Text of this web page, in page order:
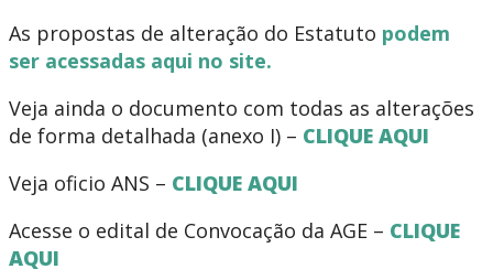
As propostas de alteração do Estatuto podem
ser acessadas aqui no site.
Veja ainda o documento com todas as alterações
de forma detalhada (anexo I) – CLIQUE AQUI
Veja oficio ANS – CLIQUE AQUI
Acesse o edital de Convocação da AGE – CLIQUE
AQUI